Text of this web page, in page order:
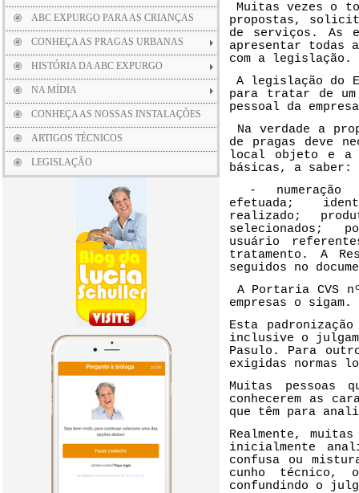
ABC EXPURGO PARA AS CRIANÇAS
CONHEÇA AS PRAGAS URBANAS
HISTÓRIA DA ABC EXPURGO
NA MÍDIA
CONHEÇA AS NOSSAS INSTALAÇÕES
ARTIGOS TÉCNICOS
LEGISLAÇÃO
Muitas vezes o
propostas,
de serviços. As
apresentar todas
com a legislação.
A legislação do
para tratar de um
pessoal da
Na verdade a
de pragas deve
local objeto e a
básicas, a saber:
-
efetuada;
realizado;
selecionados;
usuário
tratamento. A
seguidos no
A Portaria CVS
empresas o sigam.
Esta
inclusive o
Pasulo. Para
exigidas normas
Muitas pessoas
conhecerem as
que têm para
Realmente,
inicialmente
confusa ou
cunho técnico,
confundindo o